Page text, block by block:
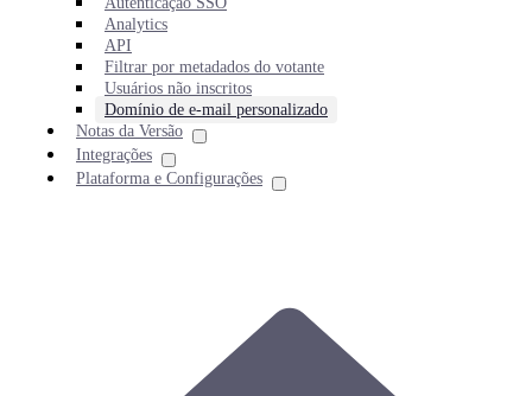
Analytics
API
Filtrar por metadados do votante
Usuários não inscritos
Domínio de e-mail personalizado
Notas da Versão
Integrações
Plataforma e Configurações